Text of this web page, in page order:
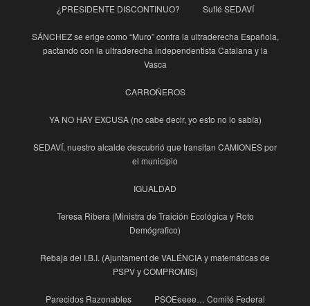
¿PRESIDENTE DISCONTINUO? Suflé SEDAVÍ
SÁNCHEZ se erige como “Muro” contra la ultraderecha Española,
pactando con la ultraderecha independentista Catalana y la
Vasca
CARROÑEROS
YA NO HAY EXCUSA (no cabe decir, yo esto no lo sabía)
SEDAVÍ, nuestro alcalde descubrió que transitan CAMIONES por
el municipio
IGUALDAD
Teresa Ribera (Ministra de Traición Ecológica y Roto
Demógrafico)
Rebaja del I.B.I. (Ajuntament de VALÉNCIA y matemáticas de
PSPV y COMPROMIS)
Parecidos Razonables PSOEeeee… Comité Federal